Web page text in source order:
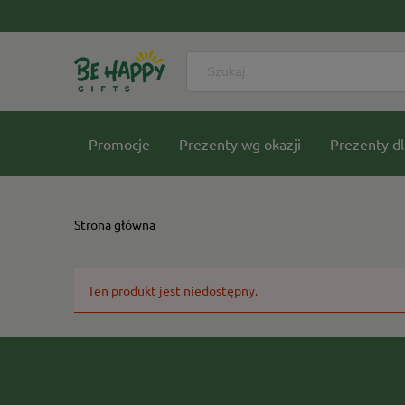
Promocje Prezenty wg okazji Prezenty
Strona główna
Ten produkt jest niedostępny.